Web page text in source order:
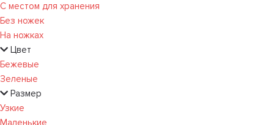
С местом для хранения
Без ножек
На ножках
Цвет
Бежевые
Зеленые
Размер
Узкие
Маленькие